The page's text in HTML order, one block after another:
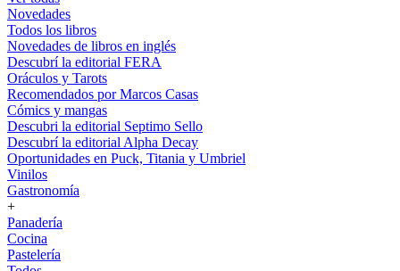
Novedades
Todos los libros
Novedades de libros en inglés
Descubrí la editorial FERA
Oráculos y Tarots
Recomendados por Marcos Casas
Cómics y mangas
Descubri la editorial Septimo Sello
Descubrí la editorial Alpha Decay
Oportunidades en Puck, Titania y Umbriel
Vinilos
Gastronomía
+
Panadería
Cocina
Pastelería